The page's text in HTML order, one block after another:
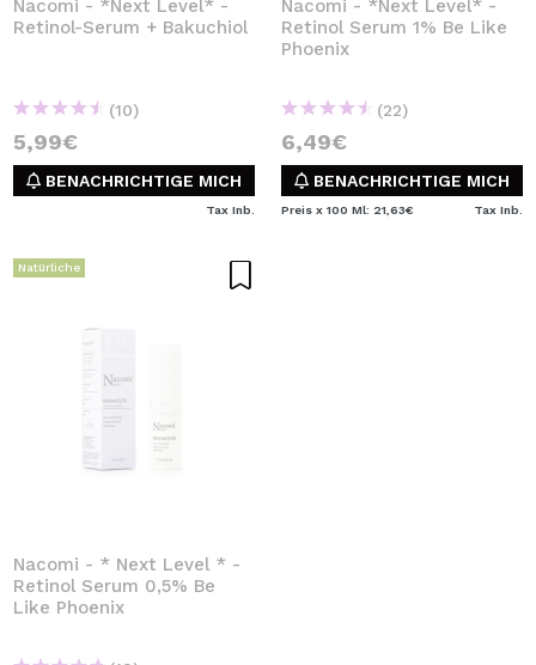
Nacomi - *Next Level* -
Retinol-Serum + Bakuchiol
(10)
5,99€
BENACHRICHTIGE MICH
Tax Inb.
Nacomi - *Next Level* -
Retinol Serum 1% Be Like
Phoenix
(22)
6,49€
BENACHRICHTIGE MICH
Preis x 100 Ml: 21,63€ Tax Inb.
Natürliche
Nacomi - * Next Level * -
Retinol Serum 0,5% Be
Like Phoenix